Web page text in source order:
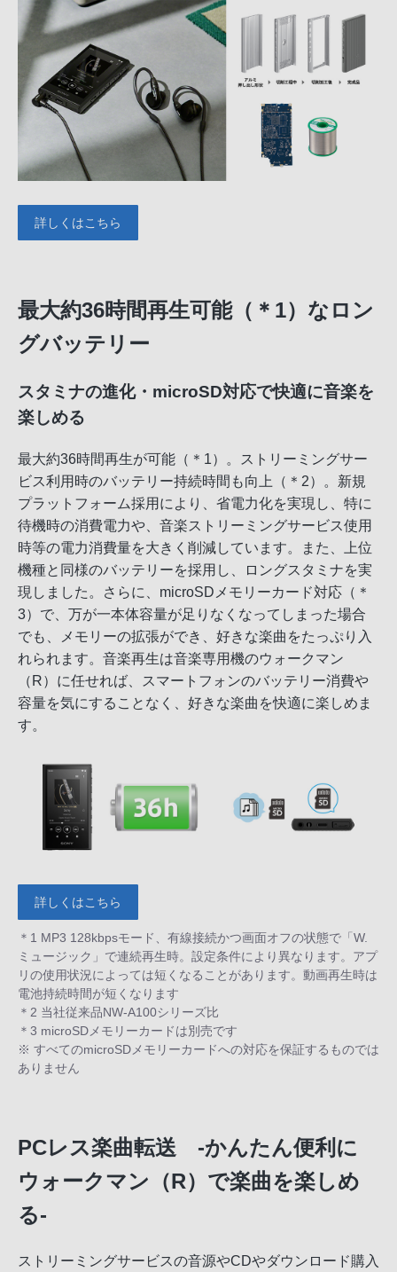
詳しくはこちら
最大約36時間再生可能（＊1）なロン
グバッテリー
スタミナの進化・microSD対応で快適に音楽を
楽しめる
最大約36時間再生が可能（＊1）。ストリーミングサー
ビス利用時のバッテリー持続時間も向上（＊2）。新規
プラットフォーム採用により、省電力化を実現し、特に
待機時の消費電力や、音楽ストリーミングサービス使用
時等の電力消費量を大きく削減しています。また、上位
機種と同様のバッテリーを採用し、ロングスタミナを実
現しました。さらに、microSDメモリーカード対応（＊
3）で、万が一本体容量が足りなくなってしまった場合
でも、メモリーの拡張ができ、好きな楽曲をたっぷり入
れられます。音楽再生は音楽専用機のウォークマン
（R）に任せれば、スマートフォンのバッテリー消費や
容量を気にすることなく、好きな楽曲を快適に楽しめま
す。
詳しくはこちら
＊1 MP3 128kbpsモード、有線接続かつ画面オフの状態で「W.
ミュージック」で連続再生時。設定条件により異なります。アプ
リの使用状況によっては短くなることがあります。動画再生時は
電池持続時間が短くなります
＊2 当社従来品NW-A100シリーズ比
＊3 microSDメモリーカードは別売です
※ すべてのmicroSDメモリーカードへの対応を保証するものでは
ありません
PCレス楽曲転送 -かんたん便利に
ウォークマン（R）で楽曲を楽しめ
る-
ストリーミングサービスの音源やCDやダウンロード購入